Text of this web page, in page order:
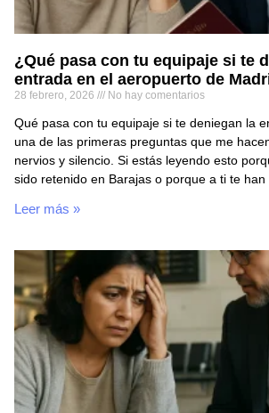
¿Qué pasa con tu equipaje si te
entrada en el aeropuerto de
28 febrero, 2026 No hay comentarios
Qué pasa con tu equipaje si te deniegan la
una de las primeras preguntas que me
nervios y silencio. Si estás leyendo esto
sido retenido en Barajas o porque a ti te han
Leer más »